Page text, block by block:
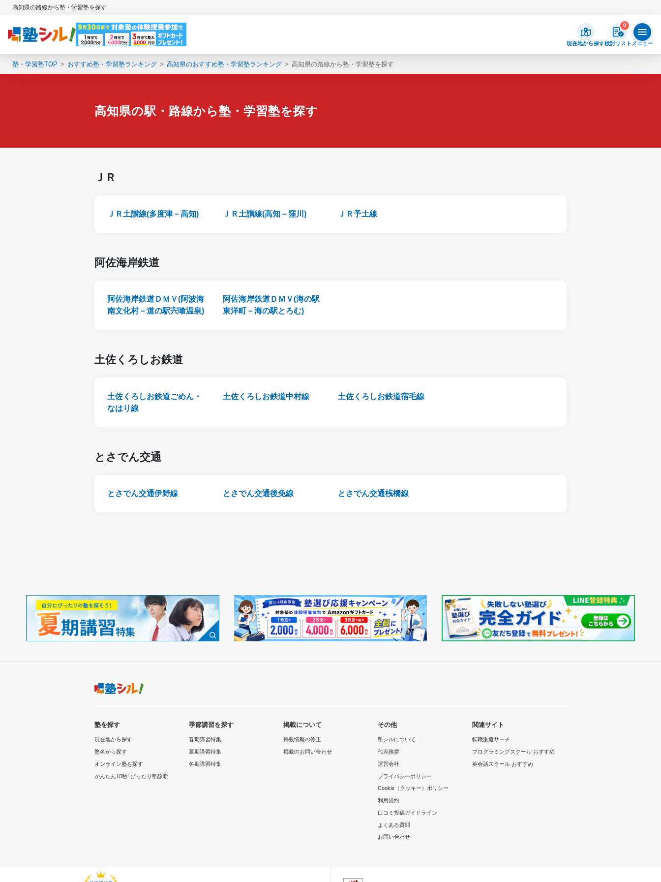
高知県の路線から塾・学習塾を探す
現在地から探す
0
検討リスト メニュー
塾・学習塾TOP おすすめ塾・学習塾ランキング 高知県のおすすめ塾・学習塾ランキング 高知県の路線から塾・学習塾を探す
高知県の駅・路線から塾・学習塾を探す
ＪＲ
ＪＲ土讃線(多度津－高知) ＪＲ土讃線(高知－窪川) ＪＲ予土線
阿佐海岸鉄道
阿佐海岸鉄道ＤＭＶ(阿波海
南文化村－道の駅宍喰温泉)
阿佐海岸鉄道ＤＭＶ(海の駅
東洋町－海の駅とろむ)
土佐くろしお鉄道
土佐くろしお鉄道ごめん・
なはり線
土佐くろしお鉄道中村線 土佐くろしお鉄道宿毛線
とさでん交通
とさでん交通伊野線 とさでん交通後免線 とさでん交通桟橋線
塾を探す
現在地から探す
塾名から探す
オンライン塾を探す
かんたん10秒! ぴったり塾診断
季節講習を探す
春期講習特集
夏期講習特集
冬期講習特集
掲載について
掲載情報の修正
掲載のお問い合わせ
その他
塾シルについて
代表挨拶
運営会社
プライバシーポリシー
Cookie（クッキー）ポリシー
利用規約
口コミ投稿ガイドライン
よくある質問
お問い合わせ
関連サイト
転職派遣サーチ
プログラミングスクール おすすめ
英会話スクール おすすめ